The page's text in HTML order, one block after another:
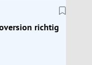
richtig gut passt
richtig